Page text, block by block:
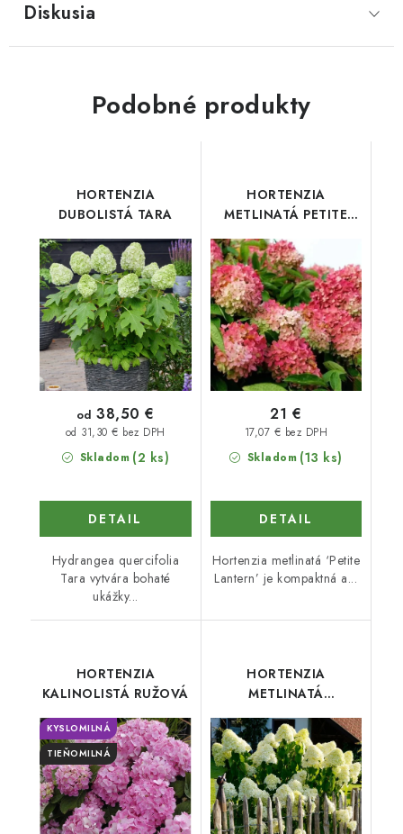
Diskusia
Podobné produkty
HORTENZIA
DUBOLISTÁ TARA
Skladom (2 ks)
od 31,30 € bez DPH
od 38,50 €
DETAIL
Hydrangea quercifolia
Tara vytvára bohaté
ukážky...
HORTENZIA
METLINATÁ PETITE
LANTERN
Skladom (13 ks)
17,07 € bez DPH
21 €
DETAIL
Hortenzia metlinatá ‘Petite
Lantern’ je kompaktná a...
HORTENZIA
KALINOLISTÁ RUŽOVÁ
KYSLOMILNÁ
TIEŇOMILNÁ
HORTENZIA
METLINATÁ